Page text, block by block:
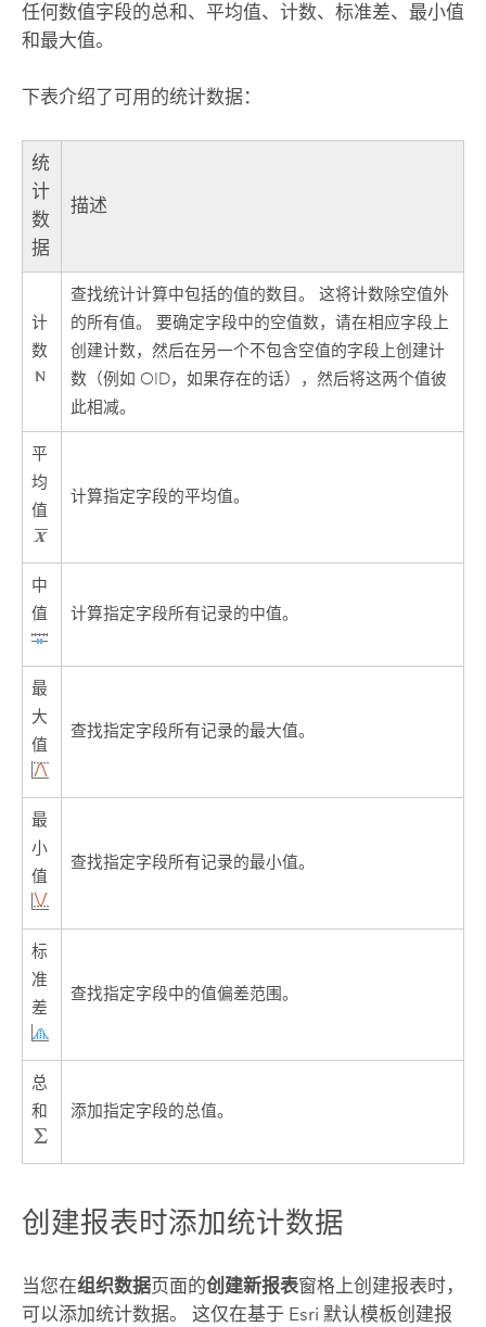
任何数值字段的总和、平均值、计数、标准差、最小值
和最大值。
下表介绍了可用的统计数据：
统
计
数
据
描述
计
数
查找统计计算中包括的值的数目。 这将计数除空值外
的所有值。 要确定字段中的空值数，请在相应字段上
创建计数，然后在另一个不包含空值的字段上创建计
数（例如 OID，如果存在的话），然后将这两个值彼
此相减。
平
均
值
计算指定字段的平均值。
中
值
计算指定字段所有记录的中值。
最
大
值
查找指定字段所有记录的最大值。
最
小
值
查找指定字段所有记录的最小值。
标
准
差
查找指定字段中的值偏差范围。
总
和
添加指定字段的总值。
创建报表时添加统计数据
当您在组织数据页面的创建新报表窗格上创建报表时，
可以添加统计数据。 这仅在基于 Esri 默认模板创建报